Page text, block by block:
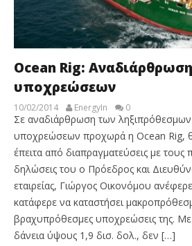
Ocean Rig:
υποχρεώσεων
10/02/2014 EnergyIn 0
Σε αναδιάρθρωση των ληξιπρόθεσμων
υποχρεώσεων προχωρά η Ocean Rig,
έπειτα από διαπραγματεύσεις με τους
δηλώσεις του ο Πρόεδρος και
εταιρείας, Γιώργος Οικονόμου ανέφερε
κατάφερε να καταστήσει
βραχυπρόθεσμες υποχρεώσεις της.
δάνεια ύψους 1,9 δισ. δολ., δεν […]